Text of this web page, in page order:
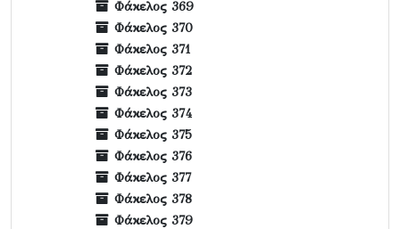
Φάκελος 369
Φάκελος 370
Φάκελος 371
Φάκελος 372
Φάκελος 373
Φάκελος 374
Φάκελος 375
Φάκελος 376
Φάκελος 377
Φάκελος 378
Φάκελος 379